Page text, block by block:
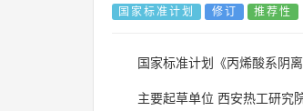
国家标准计划 修订 推荐性
国家标准计划《丙烯酸系阴
主要起草单位 西安热工研究